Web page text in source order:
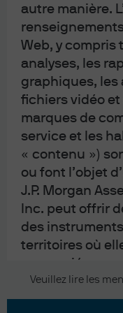
autre manière.
Web, y compris
analyses, les
graphiques,
fichiers vidéo
marques de
service et les
« contenu »)
ou font l’objet
J.P. Morgan
Inc. peut offrir
des
territoires où
appropriées
site Web n’est
d’un territoire
Veuillez lire les
informations et le matériel
au moment de leur
(et ses sociétés affiliées,
qu’ils sont exacts, complets
Web ou à l’une de ses
conditions énoncées ci-
consultez pas le site Web ni
Canada par JPMorgan Asset
gestionnaire de portefeuille
dans toutes les provinces et
gestionnaire de fonds
au Québec et à Terre-
(Canada) Inc., est
de négociation de
de dérivés au Québec.
J.P. Morgan Asset